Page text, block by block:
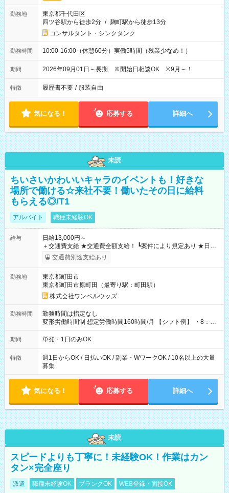
勤務地
東京都千代田区
四ツ谷駅から徒歩2分 / 麹町駅から徒歩13分
コンサルタント・シンクタンク
勤務時間 10:00-16:00（休憩60分）実働5時間（残業少なめ！）
期間 2026年09月01日～長期 ※開始日相談OK ※9月～！
特徴 履歴書不要 / 服装自由
気になる！ 応募する 詳細へ
未読
ちいさいかわいいキャラのイベントも！好きな
場所で働ける☆来社不要！働いたその日に給料
もらえる◎/T1
アルバイト 職種未経験OK
給与
日給13,000円～
＋交通費支給 ★交通費全額支給！ ┗案件により規定あり ★日払
いOK！（規定あり） ┗働いたその日に現金GET♪ お仕事後はコ
ンビニATMから 日払い分を引き落とせます！ 【試用期間】試
交通費別途支給あり
勤務地
東京都町田市
東京都町田市原町田（最寄り駅：町田駅）
株式会社ワンベルウッズ
勤務時間
勤務時間は指定なし
変形労働時間制 想定労働時間160時間/月 【シフト例】 ・8：00
～21：00
期間 単発・1日のみOK
特徴
週1日からOK / 日払いOK / 副業・WワークOK / 10名以上の大量
募集
気になる！ 応募する 詳細へ
未読
スピードよりも丁寧に！未経験OK！作業はカン
タン×完全座り
派遣 職種未経験OK ブランクOK WEB登録・面接OK